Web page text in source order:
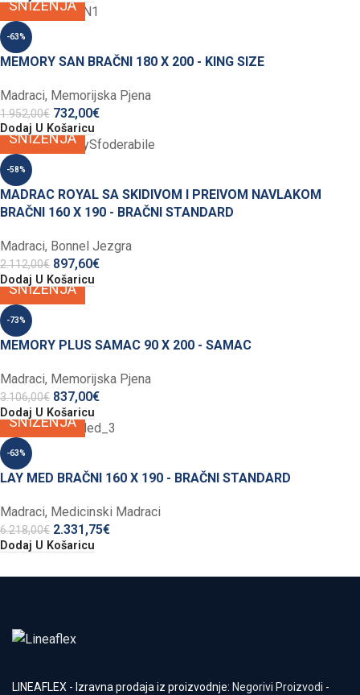
SNIŽENJA
-63%
MEMORY SAN BRAČNI 180 X 200 - KING SIZE
Madraci, Memorijska Pjena
1.952,00€ 732,00€
Dodaj U Košaricu
SNIŽENJA
-58%
MADRAC ROYAL SA SKIDIVOM I PREIVOM NAVLAKOM
BRAČNI 160 X 190 - BRAČNI STANDARD
Madraci, Bonnel Jezgra
2.112,00€ 897,60€
Dodaj U Košaricu
SNIŽENJA
-73%
MEMORY PLUS SAMAC 90 X 200 - SAMAC
Madraci, Memorijska Pjena
3.106,00€ 837,00€
Dodaj U Košaricu
SNIŽENJA
-63%
LAY MED BRAČNI 160 X 190 - BRAČNI STANDARD
Madraci, Medicinski Madraci
6.218,00€ 2.331,75€
Dodaj U Košaricu
LINEAFLEX - Izravna prodaja iz proizvodnje: Negorivi Proizvodi -